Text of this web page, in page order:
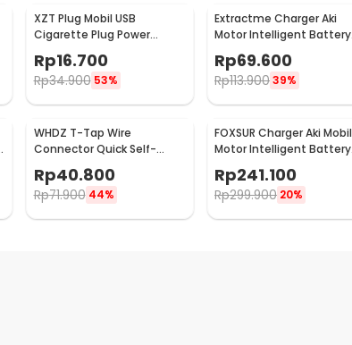
XZT Plug Mobil USB
Cigarette Plug Power
Socket 5 V to 12 V -
XZT0017
Rp16.700
Rp34.900 53%
Extractme Charger Aki
Motor Intelligent Battery
Charger 12V 2A - H-2
Rp69.600
Rp113.90039%
WHDZ T-Tap Wire
Connector Quick Self-
Stripping 120 PCS - SC7
Rp40.800
Rp71.900 44%
FOXSUR Charger Aki Mobil
Motor Intelligent Battery
FBC122410D
Rp241.100
Rp299.900 20%